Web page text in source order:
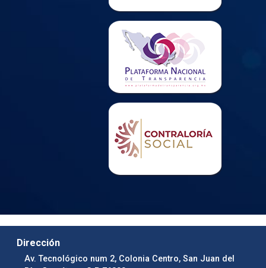
Dirección
Av. Tecnológico num 2, Colonia Centro, San Juan del